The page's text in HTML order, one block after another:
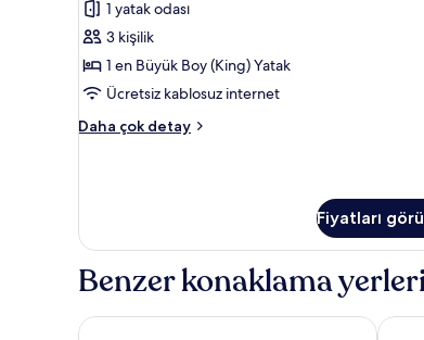
En
Büyük
(King)
Boy
Yatak
için
1 yatak odası
3 kişilik
1 en Büyük Boy (King) Yatak
Ücretsiz kablosuz internet
Daha çok detay
Süit,
Yatak
daha
detay
Fiyatları
Benzer konaklama
Hotel Saski Krakow, Curio Collection by